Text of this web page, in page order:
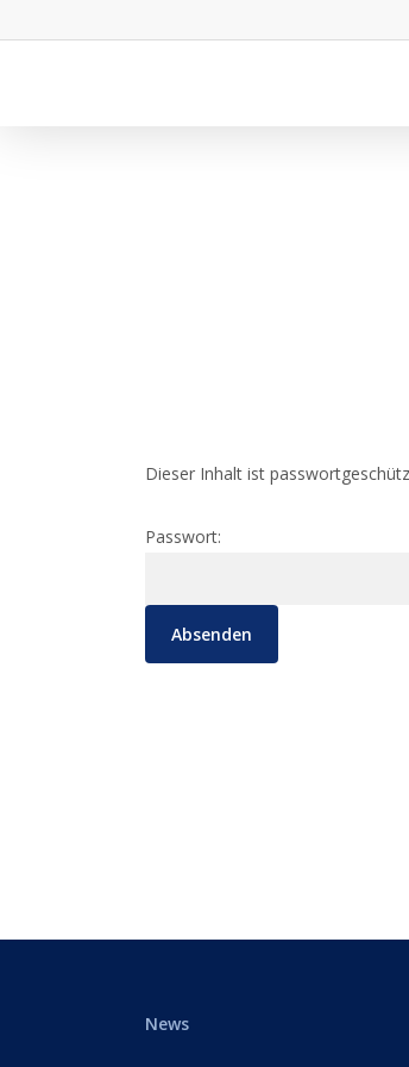
Dieser Inhalt ist
Passwort:
News